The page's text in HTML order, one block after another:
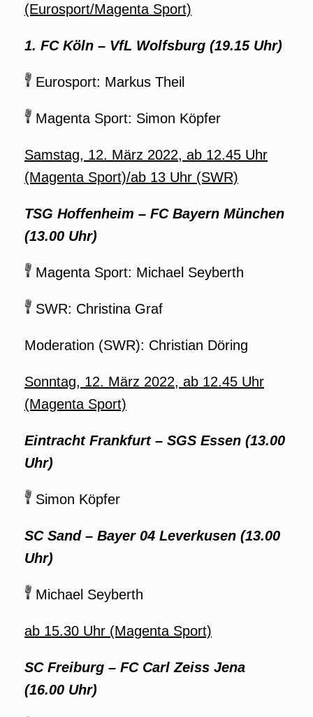
(Eurosport/Magenta Sport)
1. FC Köln – VfL Wolfsburg (19.15 Uhr)
Eurosport: Markus Theil
Magenta Sport: Simon Köpfer
Samstag, 12. März 2022, ab 12.45 Uhr
(Magenta Sport)/ab 13 Uhr (SWR)
TSG Hoffenheim – FC Bayern München
(13.00 Uhr)
Magenta Sport: Michael Seyberth
SWR: Christina Graf
Moderation (SWR): Christian Döring
Sonntag, 12. März 2022, ab 12.45 Uhr
(Magenta Sport)
Eintracht Frankfurt – SGS Essen (13.00
Uhr)
Simon Köpfer
SC Sand – Bayer 04 Leverkusen (13.00
Uhr)
Michael Seyberth
ab 15.30 Uhr (Magenta Sport)
SC Freiburg – FC Carl Zeiss Jena
(16.00 Uhr)